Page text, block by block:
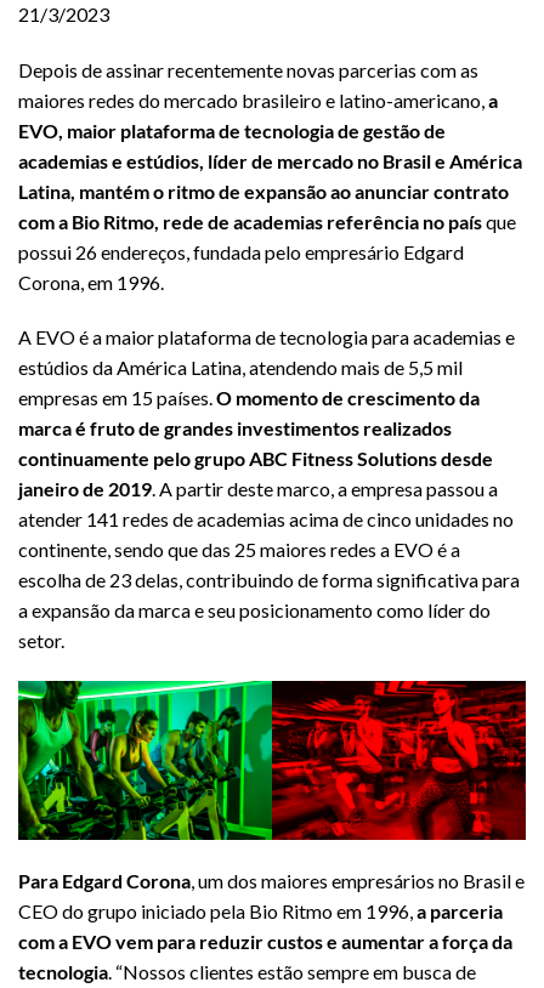
21/3/2023
Depois de assinar recentemente novas parcerias com as
maiores redes do mercado brasileiro e latino-americano, a
EVO, maior plataforma de tecnologia de gestão de
academias e estúdios, líder de mercado no Brasil e América
Latina, mantém o ritmo de expansão ao anunciar contrato
com a Bio Ritmo, rede de academias referência no paísque
possui 26 endereços, fundada pelo empresário Edgard
Corona, em 1996.
A EVO é a maior plataforma de tecnologia para academias e
estúdios da América Latina, atendendo mais de 5,5 mil
empresas em 15 países.O momento de crescimento da
marca é fruto de grandes investimentos realizados
continuamente pelo grupo ABC Fitness Solutions desde
janeiro de 2019. A partir deste marco, a empresa passou a
atender 141 redes de academias acima de cinco unidades no
continente, sendo que das 25 maiores redes a EVO é a
escolha de 23 delas, contribuindo de forma significativa para
a expansão da marca e seu posicionamento como líder do
setor.
Para Edgard Corona , um dos maiores empresários no Brasil e
CEO do grupo iniciado pela Bio Ritmo em 1996, a parceria
com a EVO vem para reduzir custos e aumentar a força da
tecnologia . “Nossos clientes estão sempre em busca de